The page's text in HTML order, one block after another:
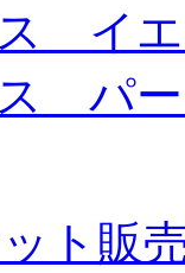
イ
パ
ト販